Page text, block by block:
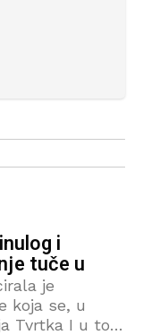
i
tuče u
je
koja se, u
Tvrtka I u tom